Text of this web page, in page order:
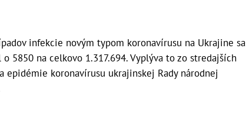
infekcie novým typom koronavírusu na Ukrajine sa
5850 na celkovo 1.317.694. Vyplýva to zo stredajších
epidémie koronavírusu ukrajinskej Rady národnej